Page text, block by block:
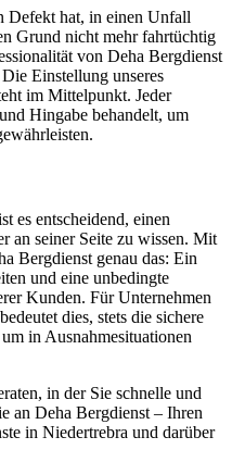
Defekt hat, in einen Unfall
Grund nicht mehr fahrtüchtig
von Deha Bergdienst
Einstellung unseres
im Mittelpunkt. Jeder
Hingabe behandelt, um
es entscheidend, einen
an seiner Seite zu wissen. Mit
Bergdienst genau das: Ein
und eine unbedingte
Kunden. Für Unternehmen
dies, stets die sichere
in Ausnahmesituationen
in der Sie schnelle und
an Deha Bergdienst – Ihren
in Niedertrebra und darüber